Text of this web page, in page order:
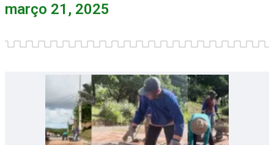
março 21, 2025